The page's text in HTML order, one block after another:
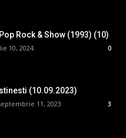
Rock & Show (1993) (10)
10, 2024 0
(10.09.2023)
11, 2023 3